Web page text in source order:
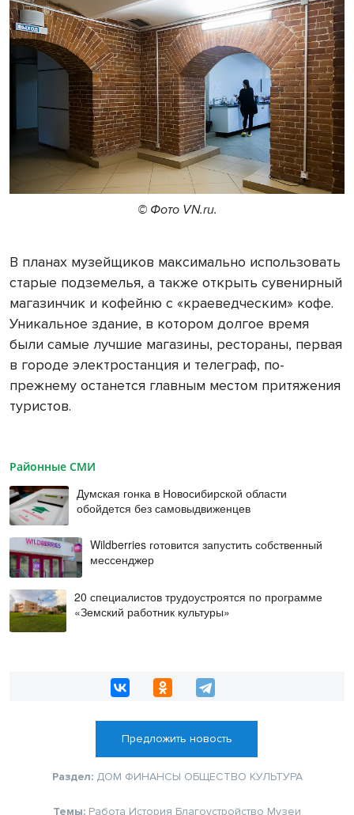
© Фото VN.ru.
В планах музейщиков максимально использовать
старые подземелья, а также открыть сувенирный
магазинчик и кофейню с «краеведческим» кофе.
Уникальное здание, в котором долгое время
были самые лучшие магазины, рестораны, первая
в городе электростанция и телеграф, по-
прежнему останется главным местом притяжения
туристов.
Районные СМИ
Думская гонка в Новосибирской области
обойдется без самовыдвиженцев
Wildberries готовится запустить собственный
мессенджер
20 специалистов трудоустроятся по программе
«Земский работник культуры»
Предложить новость
Раздел: ДОМ ФИНАНСЫ ОБЩЕСТВО КУЛЬТУРА
Темы: Работа История Благоустройство Музеи